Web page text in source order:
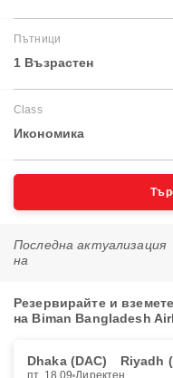
Пътници
1 Възрастен
Class
Икономика
Последна актуализация
на
Резервирайте и
на Biman Bangladesh
Dhaka (DAC) Riyadh
пт, 18.09 Директен